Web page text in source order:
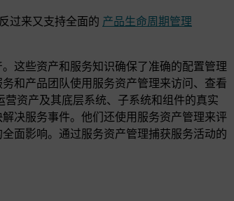
过来又支持全面的 产品生命周期管理
这些资产和服务知识确保了准确的配置管理
和产品团队使用服务资产管理来访问、查看
营资产及其底层系统、子系统和组件的真实
决服务事件。他们还使用服务资产管理来评
面影响。通过服务资产管理捕获服务活动的